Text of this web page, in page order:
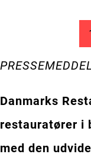
Danmarks
restauratører i
med den